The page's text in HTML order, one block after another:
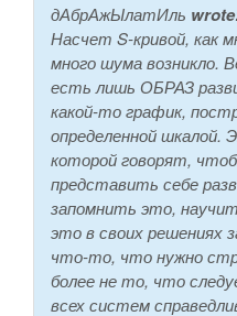
дАбрАжЫлатИль
Насчет S-кривой, как
много шума возникло.
есть лишь ОБРАЗ
какой-то график,
определенной шкалой.
которой говорят,
представить себе
запомнить это,
это в своих решениях
что-то, что нужно
более не то, что
всех систем